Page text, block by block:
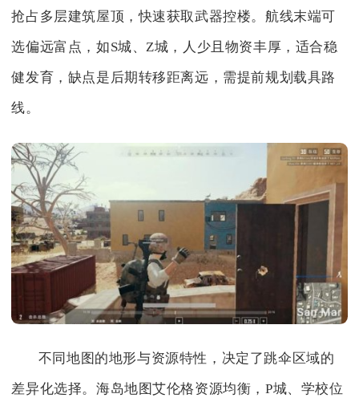
抢占多层建筑屋顶，快速获取武器控楼。航线末端可
选偏远富点，如S城、Z城，人少且物资丰厚，适合稳
健发育，缺点是后期转移距离远，需提前规划载具路
线。
不同地图的地形与资源特性，决定了跳伞区域的
差异化选择。海岛地图艾伦格资源均衡，P城、学校位